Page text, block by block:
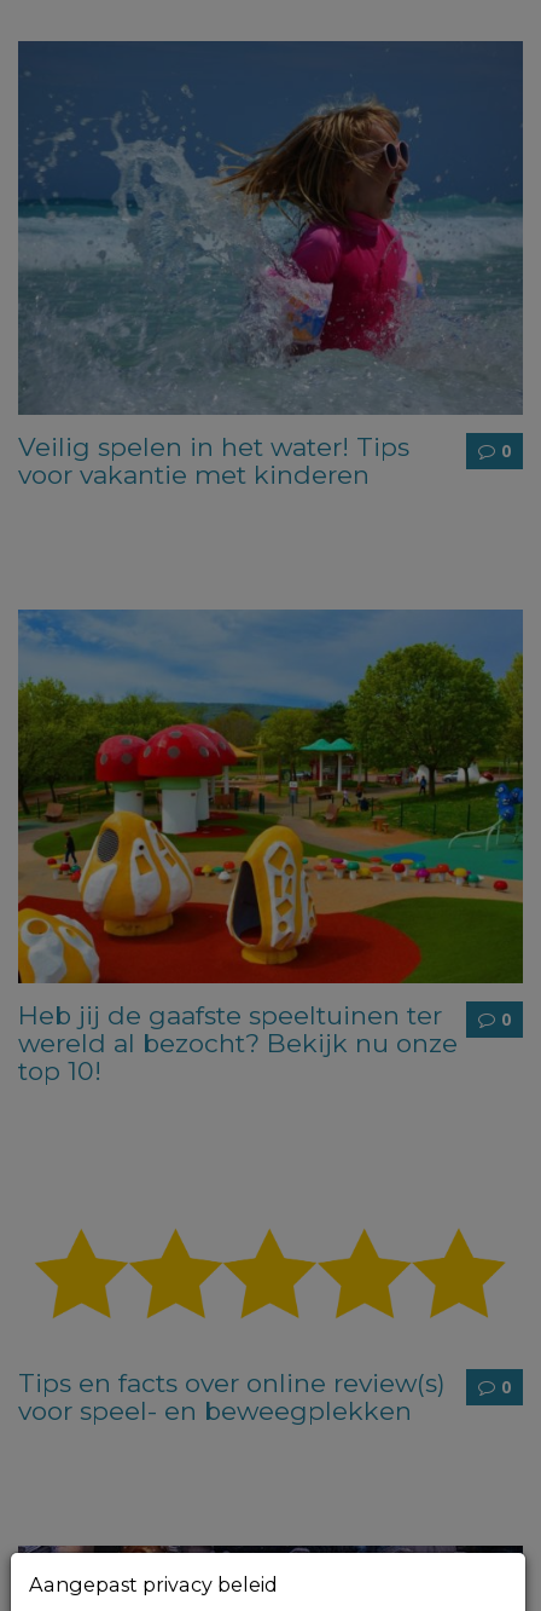
Veilig spelen in het water! Tips
voor vakantie met kinderen
0
Heb jij de gaafste speeltuinen ter
wereld al bezocht? Bekijk nu onze
top 10!
0
Tips en facts over online review(s)
voor speel- en beweegplekken
0
Aangepast privacy beleid